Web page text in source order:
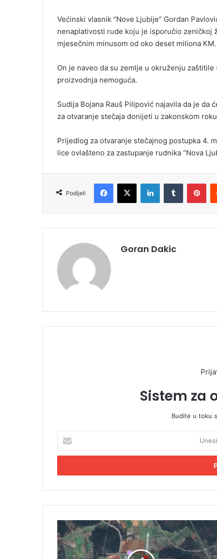
Većinski vlasnik “Nove Ljubije” Gordan
nenaplativosti rude koju je isporučio
mjesečnim minusom od oko deset miliona КM.
On je naveo da su zemlje u okruženju
proizvodnja nemoguća.
Sudija Bojana Rauš Pilipović najavila da je
za otvaranje stečaja donijeti u zakonskom
Prijedlog za otvaranje stečajnog postupka 4.
lice ovlašteno za zastupanje rudnika “Nova
Podijeli
Goran Dakic
Sistem za
Budite u toku
e
i
E
i
l
r
u
š